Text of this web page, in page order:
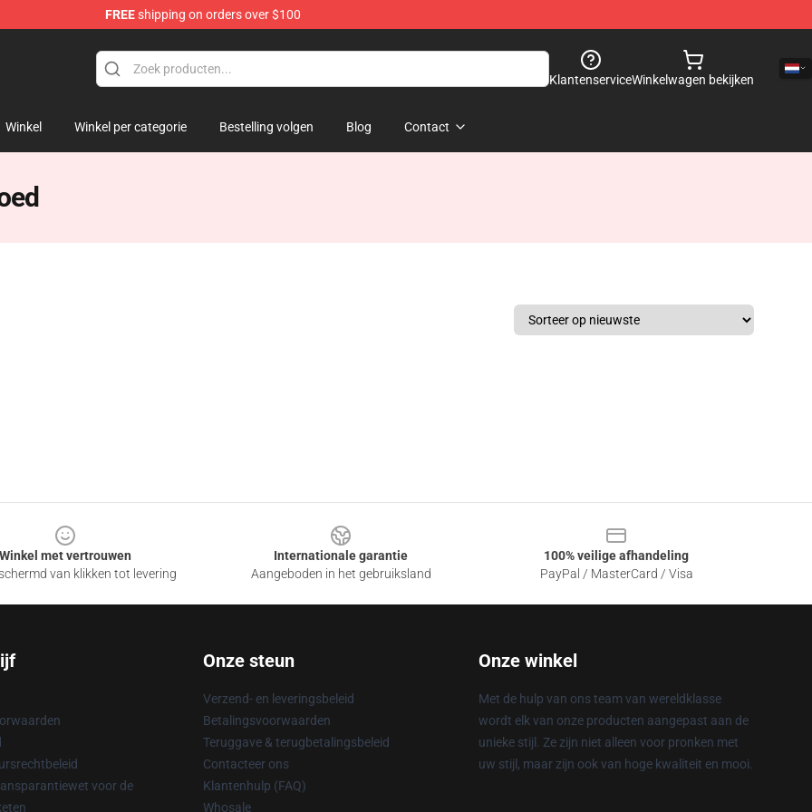
FREEshipping on orders over $100
KlantenserviceWinkelwagen bekijken
Winkel Winkel per categorie Bestelling volgen Blog Contact
Winkel met vertrouwen
van klikken tot levering
Internationale garantie
Aangeboden in het gebruiksland
100% veilige afhandeling
PayPal / MasterCard / Visa
voor de
Onze steun
Verzend- en leveringsbeleid
Betalingsvoorwaarden
Teruggave & terugbetalingsbeleid
Contacteer ons
Klantenhulp (FAQ)
Whosale
Onze winkel
Met de hulp van ons team van wereldklasse
wordt elk van onze producten aangepast aan de
unieke stijl. Ze zijn niet alleen voor pronken met
uw stijl, maar zijn ook van hoge kwaliteit en mooi.